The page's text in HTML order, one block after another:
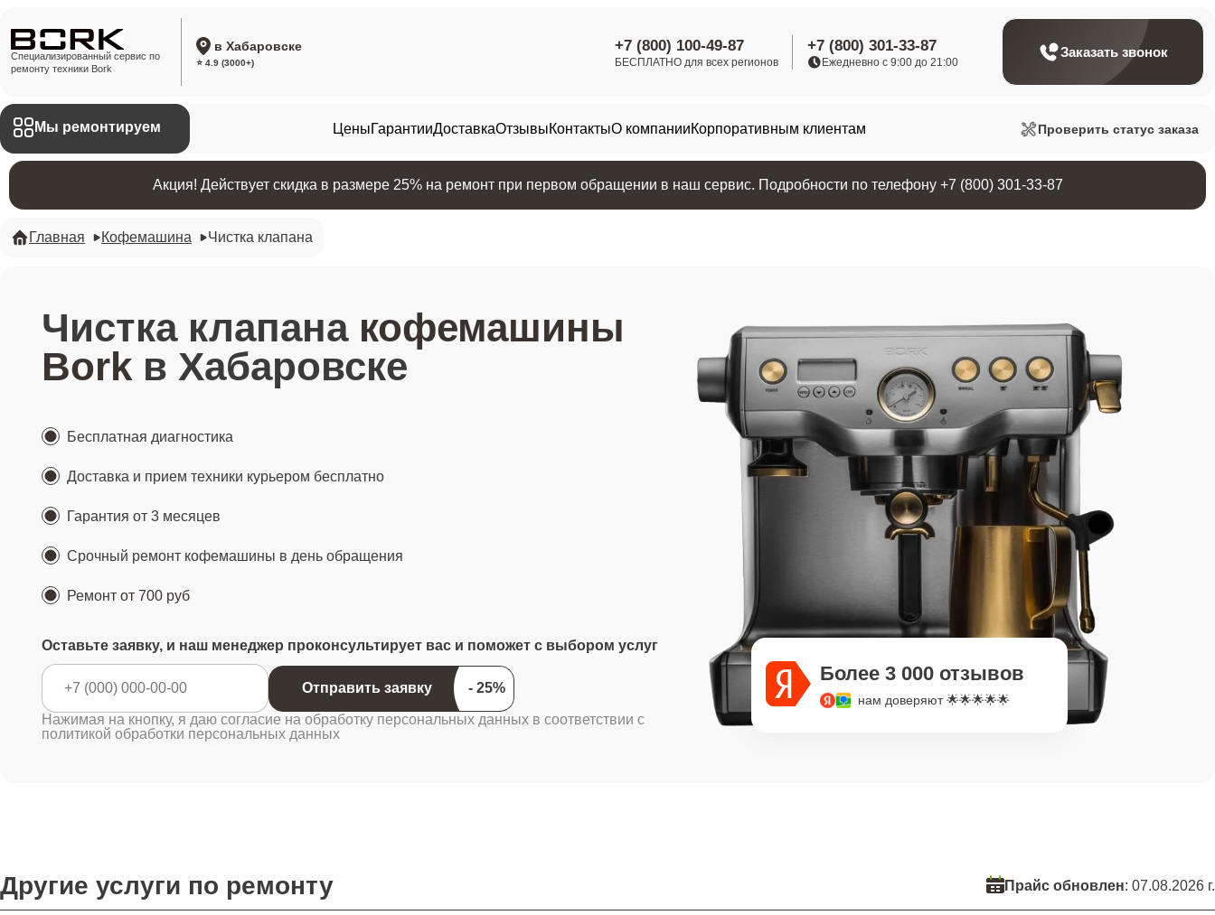
Специализированный сервис по
ремонту техники Bork
в Хабаровске
⭐ 4.9 (3000+)
+7 (800) 100-49-87
БЕСПЛАТНО для всех регионов
+7 (800) 301-33-87
Ежедневно с 9:00 до 21:00
Заказать звонок
Мы ремонтируем ЦеныГарантииДоставкаОтзывыКонтактыО компанииКорпоративным клиентам Проверить статус заказа
Акция! Действует скидка в размере 25% на ремонт при первом обращении в наш сервис. Подробности по телефону +7 (800) 301-33-87
Главная Кофемашина Чистка клапана
Чистка клапана кофемашины
Bork в Хабаровске
Бесплатная диагностика
Доставка и прием техники курьером бесплатно
Гарантия от 3 месяцев
Срочный ремонт кофемашины в день обращения
Ремонт от 700 руб
Оставьте заявку, и наш менеджер проконсультирует вас и поможет с выбором услуг
Отправить заявку
Нажимая на кнопку, я даю согласие на обработку персональных данных в соответствии с
политикой обработки персональных данных
Более 3 000 отзывов
нам доверяют 🌟🌟🌟🌟🌟
Другие услуги по ремонту Прайс обновлен: 07.08.2026 г.